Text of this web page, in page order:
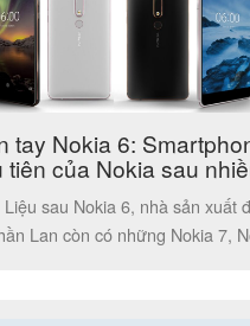
tay Nokia 6:
tiên của Nokia sau
vắng bóng
Liệu sau Nokia 6, nhà sản xuất
Lan còn có những Nokia 7,